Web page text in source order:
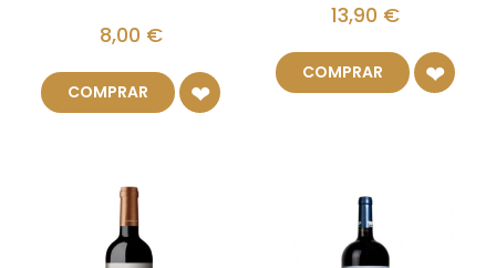
8,00 €
COMPRAR
13,90 €
COMPRAR